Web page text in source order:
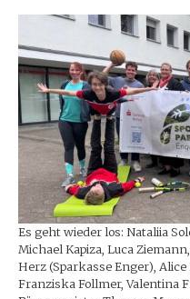
Es geht wieder los: Nataliia
Michael Kapiza, Luca
Herz (Sparkasse Enger),
Franziska Follmer, Valentina